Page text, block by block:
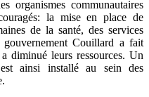
organismes communautaires
la mise en place de
de la santé, des services
Couillard a fait
diminué leurs ressources. Un
ainsi installé au sein des